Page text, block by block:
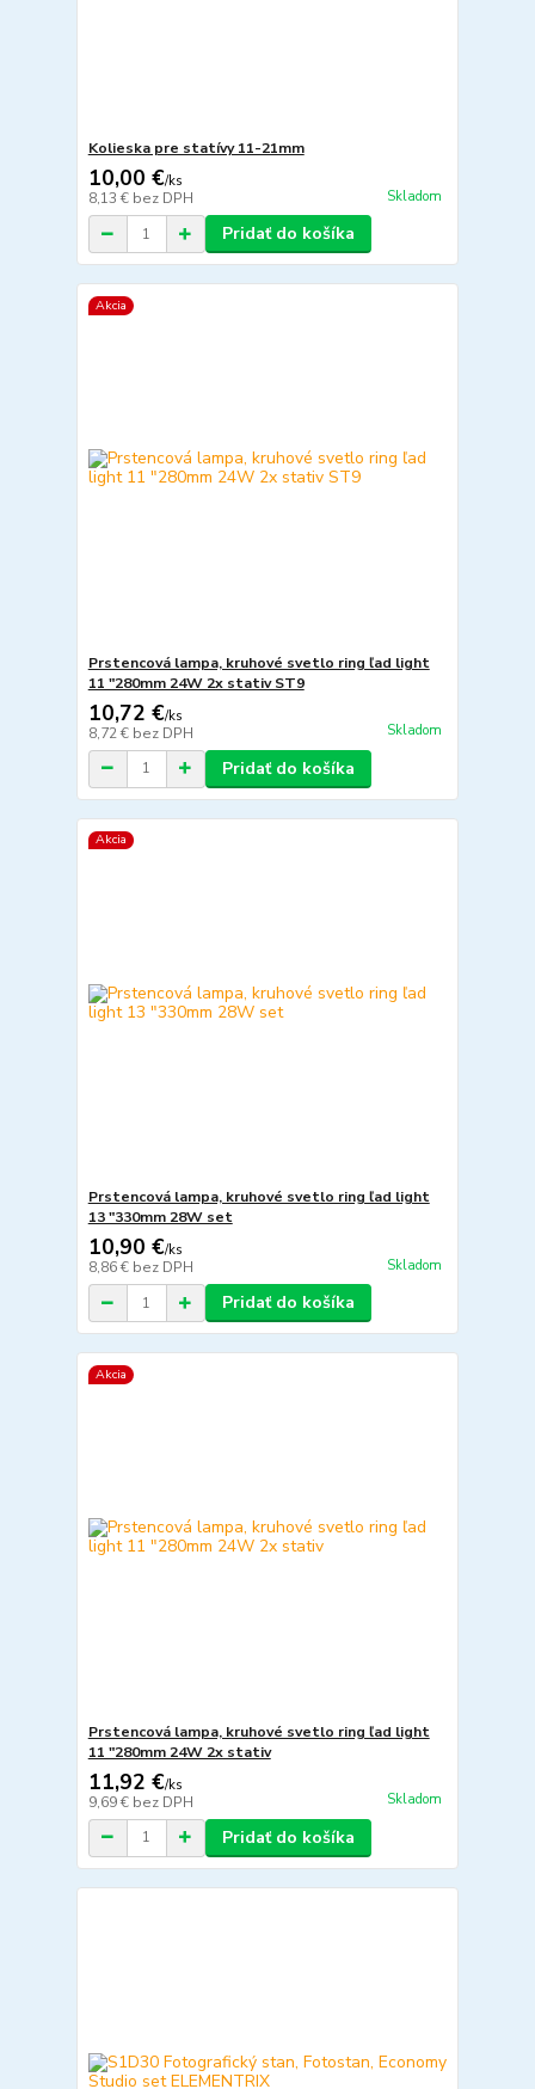
Kolieska pre statívy 11-21mm
10,00 €/ks
8,13 € bez DPH Skladom
Pridať do košíka
Akcia
Prstencová lampa, kruhové svetlo ring ľad light
11 "280mm 24W 2x stativ ST9
10,72 €/ks
8,72 € bez DPH Skladom
Pridať do košíka
Akcia
Prstencová lampa, kruhové svetlo ring ľad light
13 "330mm 28W set
10,90 €/ks
8,86 € bez DPH Skladom
Pridať do košíka
Akcia
Prstencová lampa, kruhové svetlo ring ľad light
11 "280mm 24W 2x stativ
11,92 €/ks
9,69 € bez DPH Skladom
Pridať do košíka